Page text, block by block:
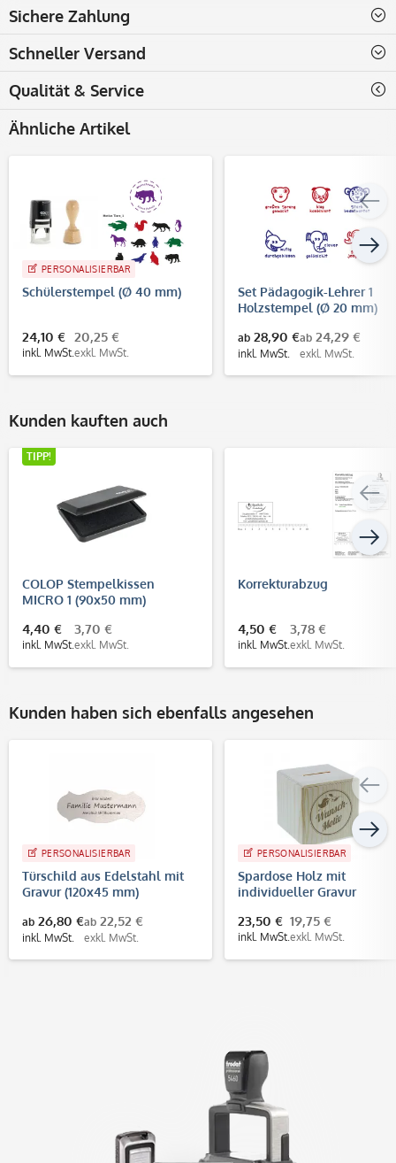
Sichere Zahlung
Schneller Versand
Qualität & Service
Ähnliche Artikel
PERSONALISIERBAR
Schülerstempel (Ø 40 mm)
24,10 €
inkl. MwSt.
20,25 €
exkl. MwSt.
Set Pädagogik-Lehrer 1
Holzstempel (Ø 20 mm)
ab 28,90 €
inkl. MwSt.
ab 24,29 €
exkl. MwSt.
Kunden kauften auch
TIPP!
COLOP Stempelkissen
MICRO 1 (90x50 mm)
4,40 €
inkl. MwSt.
3,70 €
exkl. MwSt.
Korrekturabzug
4,50 €
inkl. MwSt.
3,78 €
exkl. MwSt.
Kunden haben sich ebenfalls angesehen
PERSONALISIERBAR
Türschild aus Edelstahl mit
Gravur (120x45 mm)
ab 26,80 €
inkl. MwSt.
ab 22,52 €
exkl. MwSt.
PERSONALISIERBAR
Spardose Holz mit
individueller Gravur
23,50 €
inkl. MwSt.
19,75 €
exkl. MwSt.